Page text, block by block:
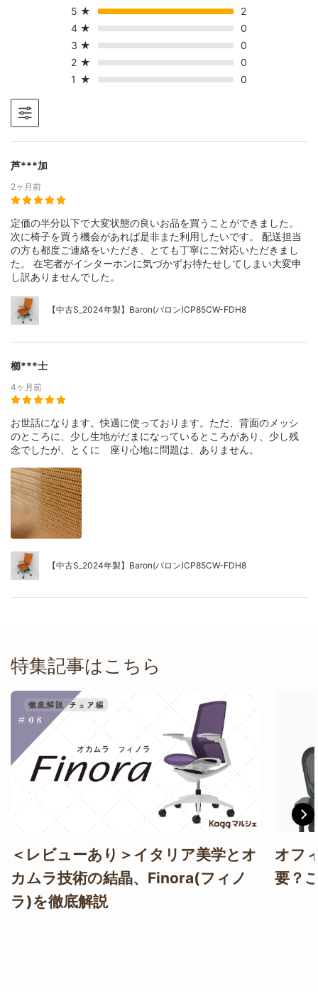
5 ★
2
4 ★
0
3 ★
0
2 ★
0
1 ★ 0
芦***加
2ヶ月前
定価の半分以下で大変状態の良いお品を買うことができました。
次に椅子を買う機会があれば是非また利用したいです。 配送担当
の方も都度ご連絡をいただき、とても丁寧にご対応いただきまし
た。 在宅者がインターホンに気づかずお待たせしてしまい大変申
し訳ありませんでした。
【中古S_2024年製】Baron(バロン)CP85CW-FDH8
櫛***士
4ヶ月前
お世話になります。快適に使っております。ただ、背面のメッシ
のところに、少し生地がだまになっているところがあり、少し残
念でしたが、とくに 座り心地に問題は、ありません。
【中古S_2024年製】Baron(バロン)CP85CW-FDH8
特集記事はこちら
＜レビューあり＞イタリア美学とオ
カムラ技術の結晶、Finora(フィノ
ラ)を徹底解説
オフ
要？